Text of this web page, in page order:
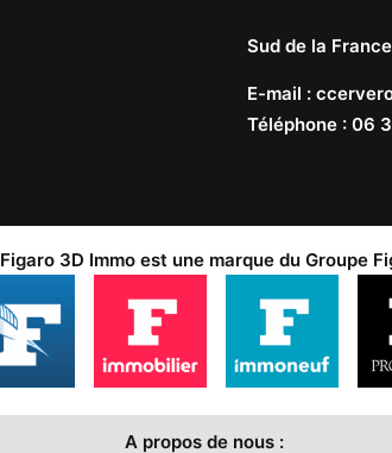
Sud de la
E-mail :
Téléphone : 06
Figaro 3D Immo est une marque du Groupe
A propos de nous :